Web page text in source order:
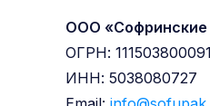
ООО «Софринские
ОГРН:
ИНН: 5038080727